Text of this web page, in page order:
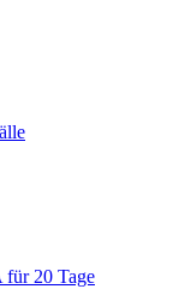
für 20 Tage